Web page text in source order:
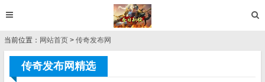
当前位置： 网站首页 > 传奇发布网
传奇发布网精选